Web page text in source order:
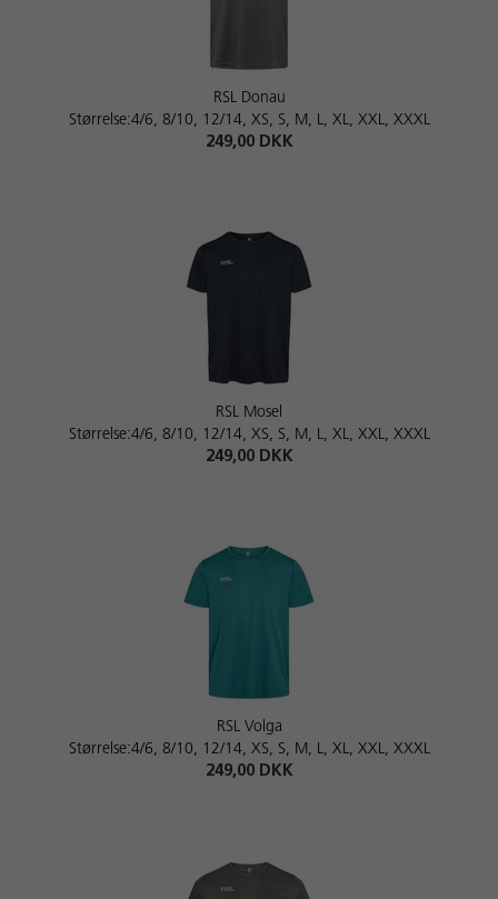
RSL Donau
Størrelse:4/6, 8/10, 12/14, XS, S, M, L, XL, XXL, XXXL
249,00 DKK
RSL Mosel
Størrelse:4/6, 8/10, 12/14, XS, S, M, L, XL, XXL, XXXL
249,00 DKK
RSL Volga
Størrelse:4/6, 8/10, 12/14, XS, S, M, L, XL, XXL, XXXL
249,00 DKK